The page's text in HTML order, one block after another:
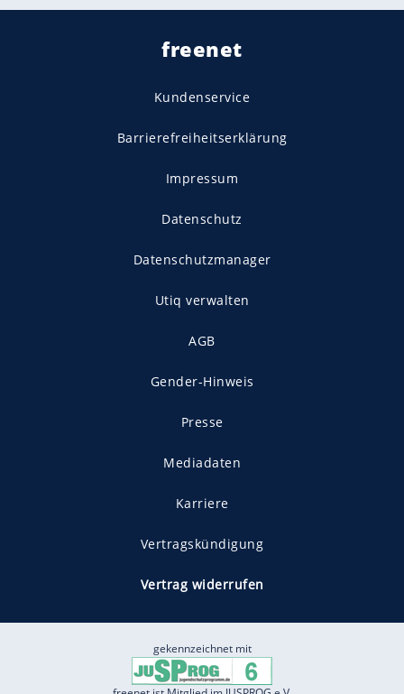
freenet
Kundenservice
Barrierefreiheitserklärung
Impressum
Datenschutz
Datenschutzmanager
Utiq verwalten
AGB
Gender-Hinweis
Presse
Mediadaten
Karriere
Vertragskündigung
Vertrag widerrufen
gekennzeichnet mit